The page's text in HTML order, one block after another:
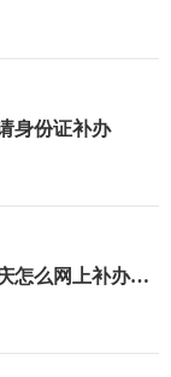
身份证补办
重庆身份证线上损坏换领操作流程步骤 重庆怎么网上补办身份证